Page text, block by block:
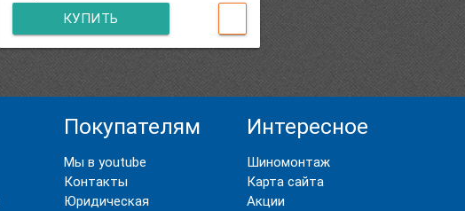
КУПИТЬ
Покупателям
Мы в youtube
Контакты
Юридическая
Интересное
Шиномонтаж
Карта сайта
Акции